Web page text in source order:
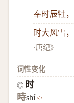
奉时辰牡
时大风雪
·唐纪》
词性变化
◎ 时
時shí